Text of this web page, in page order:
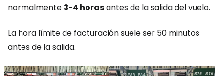
normalmente 3-4 horasantes de la salida del vuelo.
La hora límite de facturación suele ser 50 minutos
antes de la salida.